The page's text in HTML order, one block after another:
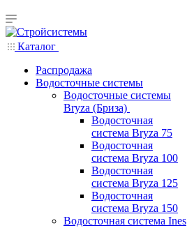
Каталог
Распродажа
Водосточные системы
Водосточные системы
Bryza (Бриза)
Водосточная
система Bryza 75
Водосточная
система Bryza 100
Водосточная
система Bryza 125
Водосточная
система Bryza 150
Водосточная система Ines